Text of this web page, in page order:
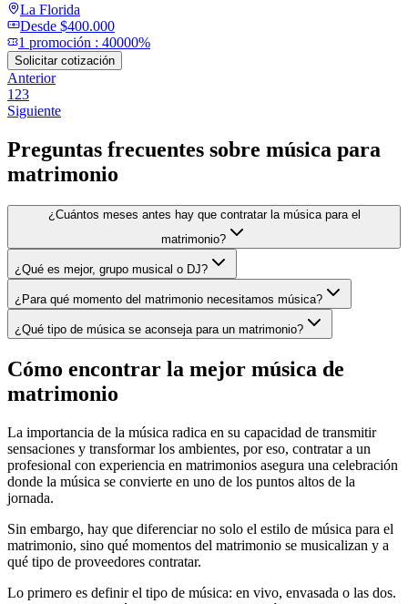
La Florida
Desde $400.000
1 promoción : 40000%
Solicitar cotización
Anterior
1 23
Siguiente
Preguntas frecuentes sobre música para
matrimonio
¿Cuántos meses antes hay que contratar la música para el
matrimonio?
¿Qué es mejor, grupo musical o DJ?
¿Para qué momento del matrimonio necesitamos música?
¿Qué tipo de música se aconseja para un matrimonio?
Cómo encontrar la mejor música de
matrimonio
La importancia de la música radica en su capacidad de transmitir
sensaciones y transformar los ambientes, por eso, contratar a un
profesional con experiencia en matrimonios asegura una celebración
donde la música se convierte en uno de los puntos altos de la
jornada.
Sin embargo, hay que diferenciar no solo el estilo de música para el
matrimonio, sino qué momentos del matrimonio se musicalizan y a
qué tipo de proveedores contratar.
Lo primero es definir el tipo de música: en vivo, envasada o las dos.